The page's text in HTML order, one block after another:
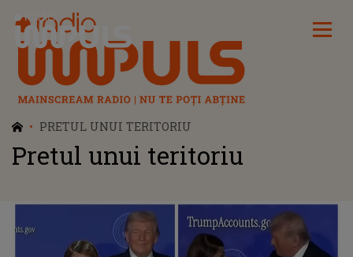
Radio Impuls
PRETUL UNUI TERITORIU
Pretul unui teritoriu